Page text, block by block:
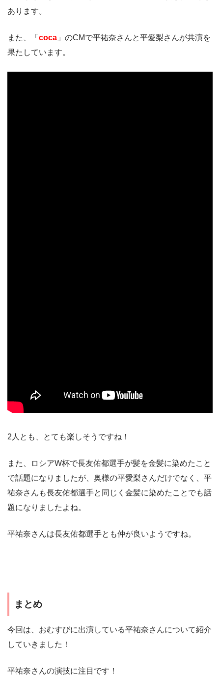
あります。
また、「 coca 」のCMで平祐奈さんと平愛梨さんが共演を
果たしています。
2人とも、とても楽しそうですね！
また、ロシアW杯で長友佑都選手が髪を金髪に染めたこと
で話題になりましたが、奥様の平愛梨さんだけでなく、平
祐奈さんも長友佑都選手と同じく金髪に染めたことでも話
題になりましたよね。
平祐奈さんは長友佑都選手とも仲が良いようですね。
まとめ
今回は、おむすびに出演している平祐奈さんについて紹介
していきました！
平祐奈さんの演技に注目です！